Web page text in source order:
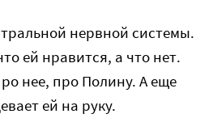
нервной системы.
ей нравится, а что нет.
нее, про Полину. А еще
ей на руку.